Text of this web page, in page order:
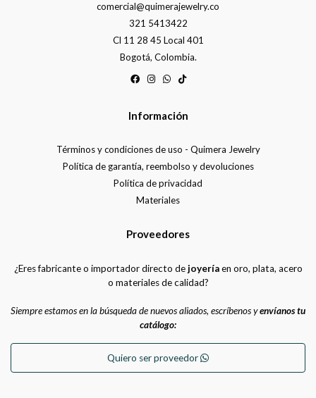
comercial@quimerajewelry.co
321 5413422
Cl 11 28 45 Local 401
Bogotá, Colombia.
Información
Términos y condiciones de uso - Quimera Jewelry
Política de garantía, reembolso y devoluciones
Política de privacidad
Materiales
Proveedores
¿Eres fabricante o importador directo dejoyeríaen oro, plata, acero
o materiales de calidad?
Siempre estamos en la búsqueda de nuevos aliados, escríbenos yenvíanos tu
catálogo:
Quiero ser proveedor